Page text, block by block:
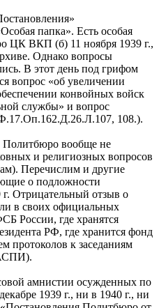
папка». Есть особая
ЦК ВКП (б) 11 ноября 1939 г.,
Однако вопросы
В этот день под грифом
вопрос «об увеличении
конвойных войск
службы» и вопрос
108.).
Политбюро вообще не
и религиозных вопросов
Перечислим и другие
о подложности
г. Отрицательный отзыв о
в своих официальных
России, где хранятся
РФ, где хранится фонд
протоколов к заседаниям
амнистии осужденных по
1939 г., ни в 1940 г., ни